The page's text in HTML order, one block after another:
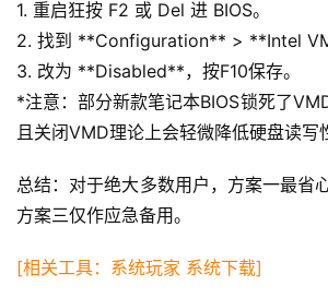
子
胶
囊
纯
净
系
统
1. 重启狂按 F2 或 Del 进 BIOS。
2. 找到 **Configuration** > **Intel
3. 改为 **Disabled**，按F10保存。
*注意：部分新款笔记本BIOS锁死了
且关闭VMD理论上会轻微降低硬盘读写
总结：对于绝大多数用户，方案一最省
方案三仅作应急备用。
[相关工具：系统玩家 系统下载]